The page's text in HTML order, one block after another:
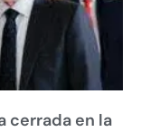
cerrada en la